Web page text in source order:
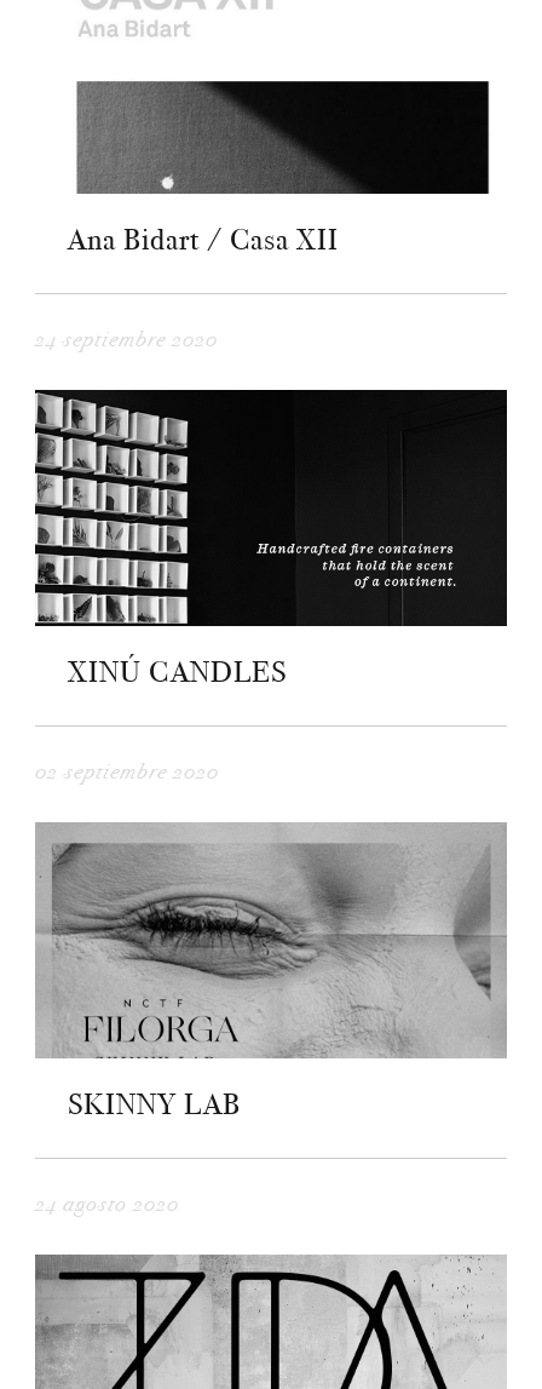
Ana Bidart / Casa XII
24 septiembre 2020
XINÚ CANDLES
02 septiembre 2020
SKINNY LAB
24 agosto 2020